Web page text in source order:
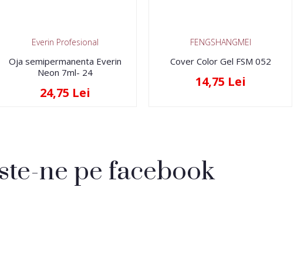
Everin Profesional
Oja semipermanenta Everin
Neon 7ml- 24
24,75 Lei
FENGSHANGMEI
Cover Color Gel FSM 052
14,75 Lei
ne pe facebook